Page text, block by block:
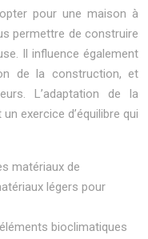
pour une maison à
permettre de construire
Il influence également
de la construction, et
L’adaptation de la
exercice d’équilibre qui
matériaux de
légers pour
bioclimatiques